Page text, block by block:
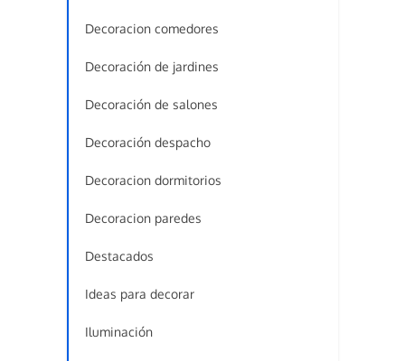
Decoracion comedores
Decoración de jardines
Decoración de salones
Decoración despacho
Decoracion dormitorios
Decoracion paredes
Destacados
Ideas para decorar
Iluminación